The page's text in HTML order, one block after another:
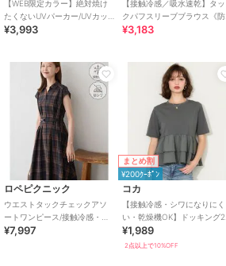
【WEB限定カラー】絶対焼け
たくないUVパーカー/UVカッ
ト・接触冷感
¥3,993
【接触冷感／吸水速乾】タッ
クパフスリーブブラウス《防
シワ／洗濯機OK／XS～3L／
¥3,183
ロペピクニック
ウエストタックチェックアソ
ートワンピース/接触冷感・防
シワ・リンクコーデ
¥7,997
まとめ割
¥200ｸｰﾎﾟﾝ
コカ
【接触冷感・シワになりにく
い・乾燥機OK】ドッキング2
段フリルTシャツ 全2色
¥1,989
2点以上で10%OFF